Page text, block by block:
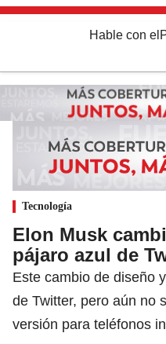
Hable con el
Tecnología
Elon Musk
pájaro azul de
Este cambio de diseño
de Twitter, pero aún no
versión para teléfonos